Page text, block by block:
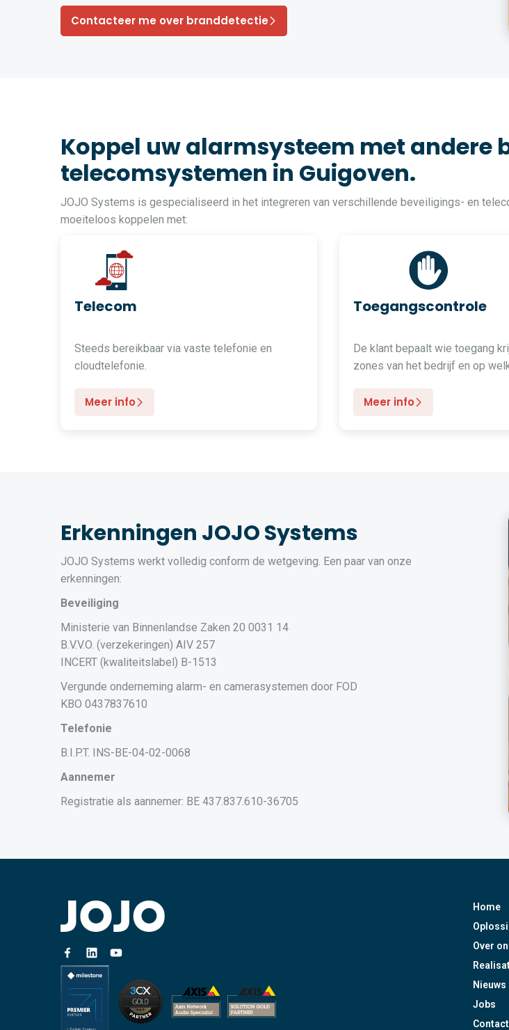
Contacteer me over branddetectie
Koppel uw alarmsysteem met andere
telecomsystemen in Guigoven.
JOJO Systems is gespecialiseerd in het integreren van verschillende beveiligings- en
moeiteloos koppelen met:
Telecom
Steeds bereikbaar via vaste telefonie en
cloudtelefonie.
Meer info
Toegangscontrole
De klant bepaalt wie toegang
zones van het bedrijf en op
Meer info
Erkenningen JOJO Systems
JOJO Systems werkt volledig conform de wetgeving. Een paar van onze
erkenningen:
Beveiliging
Ministerie van Binnenlandse Zaken 20 0031 14
B.V.V.O. (verzekeringen) AIV 257
INCERT (kwaliteitslabel) B-1513
Vergunde onderneming alarm- en camerasystemen door FOD
KBO 0437837610
Telefonie
B.I.P.T. INS-BE-04-02-0068
Aannemer
Registratie als aannemer: BE 437.837.610-36705
Home
Over
Nieuws
Jobs
Contact